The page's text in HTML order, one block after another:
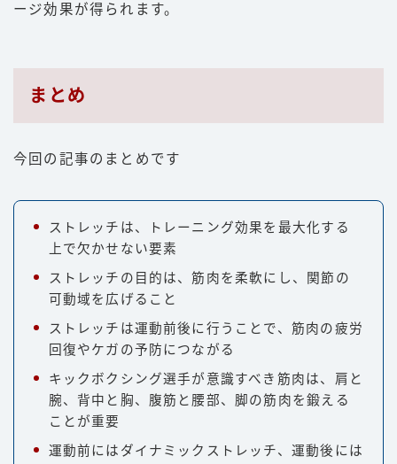
Follow Me
ージ効果が得られます。
まとめ
今回の記事のまとめです
ストレッチは、トレーニング効果を最大化する
上で欠かせない要素
ストレッチの目的は、筋肉を柔軟にし、関節の
可動域を広げること
ストレッチは運動前後に行うことで、筋肉の疲労
回復やケガの予防につながる
キックボクシング選手が意識すべき筋肉は、肩と
腕、背中と胸、腹筋と腰部、脚の筋肉を鍛える
ことが重要
運動前にはダイナミックストレッチ、運動後には